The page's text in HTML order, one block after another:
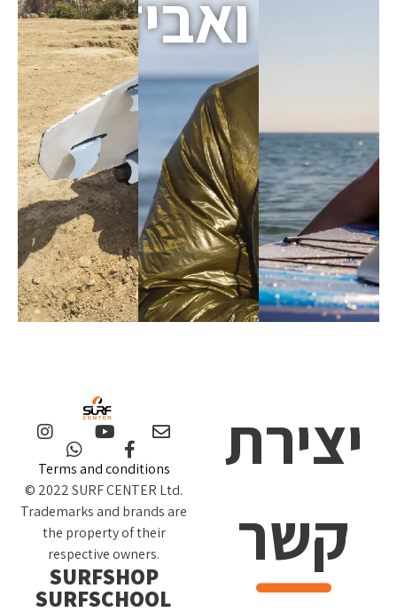
ואביזרים
יצירת
קשר
Terms and conditions
© 2022 SURF CENTER Ltd.
Trademarks and brands are
the property of their
respective owners.
SURFSHOP
SURFSCHOOL